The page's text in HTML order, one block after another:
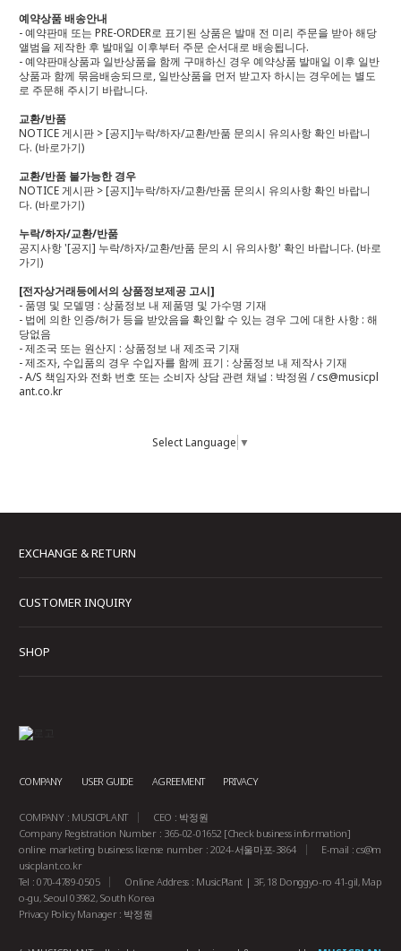
예약상품 배송안내
- 예약판매 또는 PRE-ORDER로 표기된 상품은 발매 전 미리 주문을 받아 해당
앨범을 제작한 후 발매일 이후부터 주문 순서대로 배송됩니다.
- 예약판매상품과 일반상품을 함께 구매하신 경우 예약상품 발매일 이후 일반
상품과 함께 묶음배송되므로, 일반상품을 먼저 받고자 하시는 경우에는 별도
로 주문해 주시기 바랍니다.
교환/반품
NOTICE 게시판 > [공지]누락/하자/교환/반품 문의시 유의사항 확인 바랍니
다. (바로가기)
교환/반품 불가능한 경우
NOTICE 게시판 > [공지]누락/하자/교환/반품 문의시 유의사항 확인 바랍니
다. (바로가기)
누락/하자/교환/반품
공지사항 '[공지] 누락/하자/교환/반품 문의 시 유의사항' 확인 바랍니다. (바로
가기)
[전자상거래등에서의 상품정보제공 고시]
- 품명 및 모델명 : 상품정보 내 제품명 및 가수명 기재
- 법에 의한 인증/허가 등을 받았음을 확인할 수 있는 경우 그에 대한 사항 : 해
당없음
- 제조국 또는 원산지 : 상품정보 내 제조국 기재
- 제조자, 수입품의 경우 수입자를 함께 표기 : 상품정보 내 제작사 기재
- A/S 책임자와 전화 번호 또는 소비자 상담 관련 채널 : 박정원 / cs@musicpl
ant.co.kr
Select Language ▼
EXCHANGE & RETURN
CUSTOMER INQUIRY
SHOP
COMPANY USER GUIDE AGREEMENT PRIVACY
COMPANY : MUSICPLANT
CEO : 박정원
Company Registration Number : 365-02-01652 [Check business information]
online marketing business license number : 2024-서울마포-3864
E-mail :cs@m
usicplant.co.kr
Tel : 070-4789-0505
Online Address : MusicPlant | 3F, 18 Donggyo-ro 41-gil, Map
o-gu, Seoul 03982, South Korea
Privacy Policy Manager : 박정원